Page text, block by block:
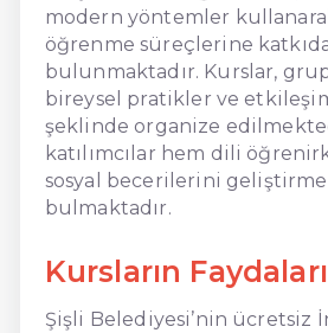
modern yöntemler
öğrenme süreçlerine
bulunmaktadır. Kurslar, grup
bireysel pratikler ve
şeklinde organize
katılımcılar hem dili
sosyal becerilerini geliştirme
bulmaktadır.
Kursların Faydaları
Şişli Belediyesi’nin ücretsiz